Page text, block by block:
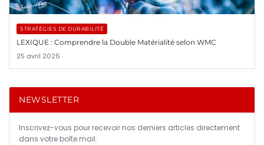
STRATÉGIES DE DURABILITÉ
LEXIQUE : Comprendre la Double Matérialité selon WMC
25 avril 2026
NEWSLETTER
Inscrivez-vous pour recevoir nos derniers articles directement
dans votre boîte mail.